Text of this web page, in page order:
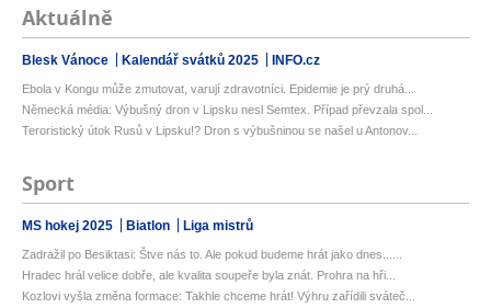
Aktuálně
Blesk Vánoce Kalendář svátků 2025 INFO.cz
Ebola v Kongu může zmutovat, varují zdravotníci. Epidemie je prý druhá...
Německá média: Výbušný dron v Lipsku nesl Semtex. Případ převzala spol...
Teroristický útok Rusů v Lipsku!? Dron s výbušninou se našel u Antonov...
Sport
MS hokej 2025 Biatlon Liga mistrů
Zadražil po Besiktasi: Štve nás to. Ale pokud budeme hrát jako dnes......
Hradec hrál velice dobře, ale kvalita soupeře byla znát. Prohra na hři...
Kozlovi vyšla změna formace: Takhle chceme hrát! Výhru zařídili sváteč...